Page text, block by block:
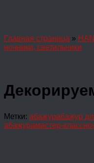
Главная страница »
ночники, светильники
Метки: абажурабажур
абажурамастер-класс